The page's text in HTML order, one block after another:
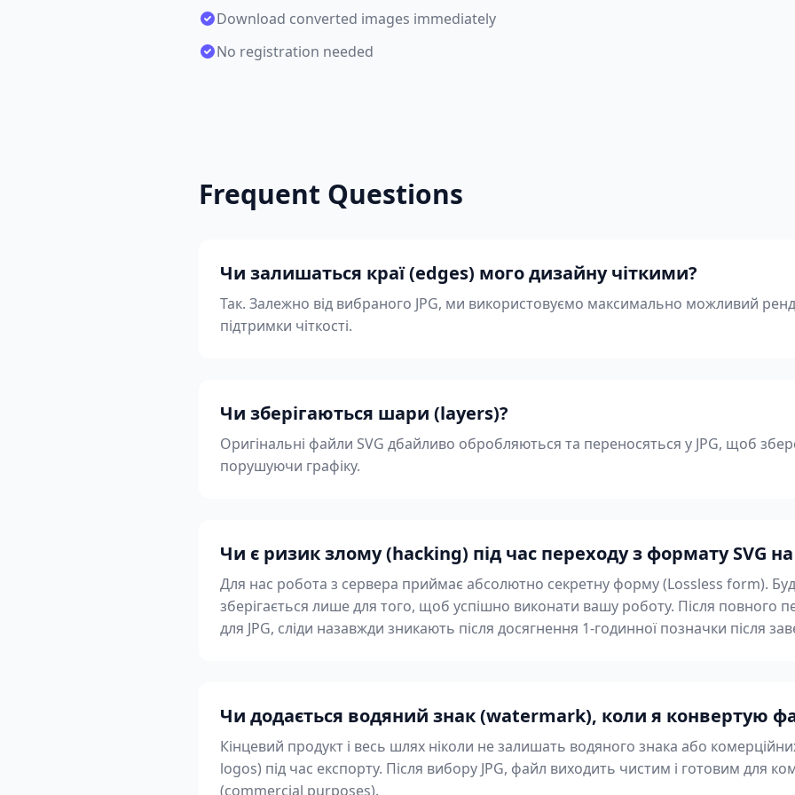
Download converted images immediately
No registration needed
Frequent Questions
Чи залишаться краї (edges) мого дизайну чіткими?
Так. Залежно від вибраного JPG, ми використовуємо максимально можливий
підтримки чіткості.
Чи зберігаються шари (layers)?
Оригінальні файли SVG дбайливо обробляються та переносяться у JPG, щоб
порушуючи графіку.
Чи є ризик злому (hacking) під час переходу з формату SVG на
Для нас робота з сервера приймає абсолютно секретну форму (Lossless form).
зберігається лише для того, щоб успішно виконати вашу роботу. Після повного
для JPG, сліди назавжди зникають після досягнення 1-годинної позначки після
Чи додається водяний знак (watermark), коли я конвертую
Кінцевий продукт і весь шлях ніколи не залишать водяного знака або
logos) під час експорту. Після вибору JPG, файл виходить чистим і готовим для
(commercial purposes).